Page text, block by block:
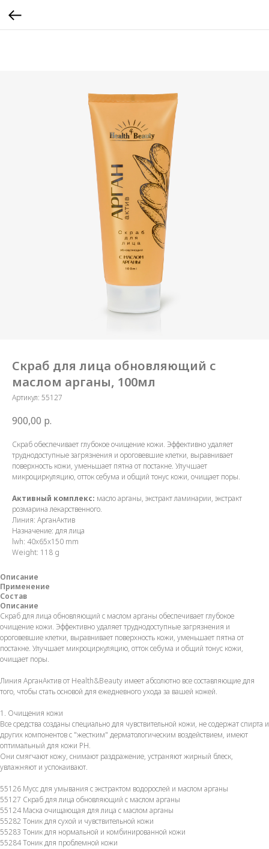
Скраб для лица обновляющий с
маслом арганы, 100мл
Артикул: 55127
900,00 р.
Скраб обеспечивает глубокое очищение кожи. Эффективно удаляет
труднодоступные загрязнения и ороговевшие клетки, выравнивает
поверхность кожи, уменьшает пятна от постакне. Улучшает
микроциркуляцию, отток себума и общий тонус кожи, очищает поры.
Активный комплекс: масло арганы, экстракт ламинарии, экстракт
розмарина лекарственного.
Линия: АрганАктив
Назначение: для лица
lwh: 40x65x150 mm
Weight: 118 g
Описание
Применение
Состав
Описание
Скраб для лица обновляющий с маслом арганы обеспечивает глубокое
очищение кожи. Эффективно удаляет труднодоступные загрязнения и
ороговевшие клетки, выравнивает поверхность кожи, уменьшает пятна от
постакне. Улучшает микроциркуляцию, отток себума и общий тонус кожи,
очищает поры.
Линия АрганАктив от Health&Beauty имеет абсолютно все составляющие для
того, чтобы стать основой для ежедневного ухода за вашей кожей.
1. Очищения кожи
Все средства созданы специально для чувствительной кожи, не содержат спирта и
других компонентов с "жестким" дерматологическим воздействием, имеют
оптимальный для кожи PH.
Они смягчают кожу, снимают раздражение, устраняют жирный блеск,
увлажняют и успокаивают.
55126 Мусс для умывания с экстрактом водорослей и маслом арганы
55127 Скраб для лица обновляющий с маслом арганы
55124 Маска очищающая для лица с маслом арганы
55282 Тоник для сухой и чувствительной кожи
55283 Тоник для нормальной и комбинированной кожи
55284 Тоник для проблемной кожи